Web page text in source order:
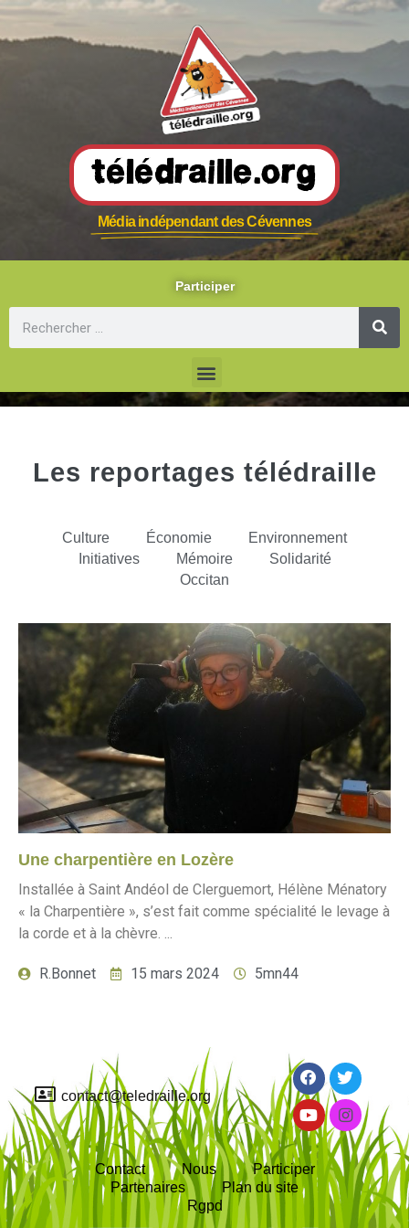
Télédraille.org
Média indépendant des Cévennes
Participer
Les reportages télédraille
Culture Économie
Environnement
Initiatives
Mémoire
Solidarité
Occitan
Une charpentière en Lozère
Installée à Saint Andéol de Clerguemort, Hélène Ménatory
« la Charpentière », s’est fait comme spécialité le levage à
la corde et à la chèvre. ...
R.Bonnet 15 mars 2024 5mn44
Contact Nous
Participer
Partenaires
Plan du site
Rgpd
contact@teledraille.org